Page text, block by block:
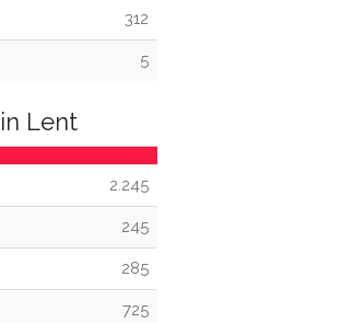
312
5
Lent
2.245
245
285
725